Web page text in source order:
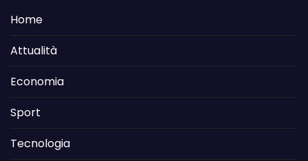
Home
Attualità
Economia
Sport
Tecnologia